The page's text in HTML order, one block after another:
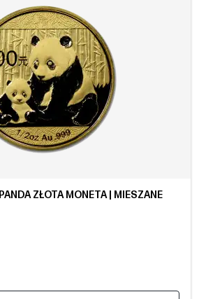
ZŁOTA MONETA | MIESZANE